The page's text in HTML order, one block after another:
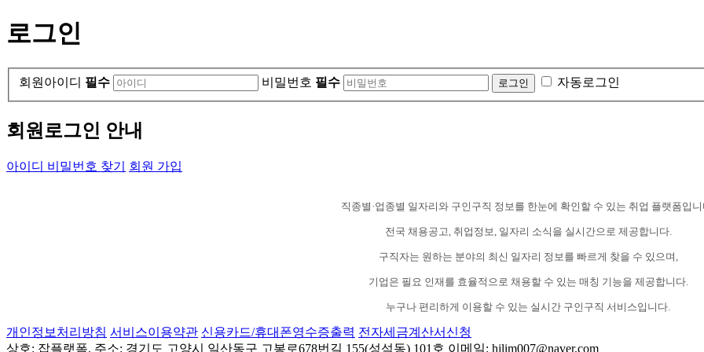
로그인
회원아이디 필수 비밀번호 필수 자동로그인
회원로그인 안내
아이디 비밀번호 찾기 회원 가입
직종별·업종별 일자리와 구인구직 정보를 한눈에 확인할 수 있는 취업 플랫폼입
전국 채용공고, 취업정보, 일자리 소식을 실시간으로 제공합니다.
구직자는 원하는 분야의 최신 일자리 정보를 빠르게 찾을 수 있으며,
기업은 필요 인재를 효율적으로 채용할 수 있는 매칭 기능을 제공합니다.
누구나 편리하게 이용할 수 있는 실시간 구인구직 서비스입니다.
개인정보처리방침 서비스이용약관 신용카드/휴대폰영수증출력 전자세금계산서신청
상호: 잡플랫폼, 주소: 경기도 고양시 일산동구 고봉로678번길 155(성석동) 101호 이메일: hjlim007@naver.com